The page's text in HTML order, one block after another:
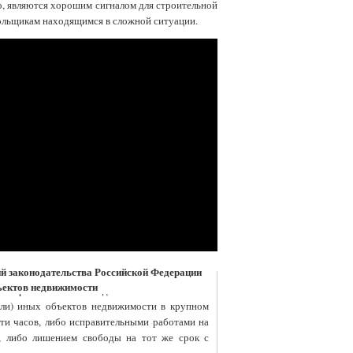
хорошим сигналом для строительной
находящимся в сложной ситуации.
Российской Федерации
недвижимости
законодательства Российской
иных объектов недвижимости в крупном
часов, либо исправительными работами на
либо лишением свободы на тот же срок с